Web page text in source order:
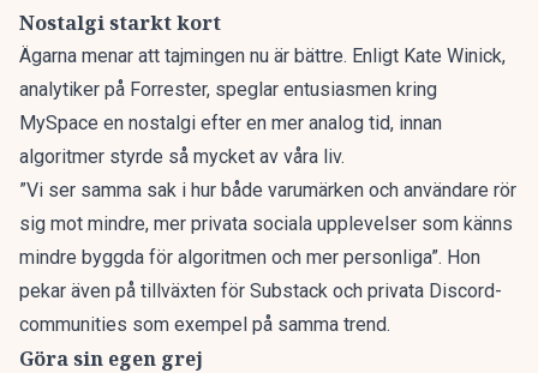
Nostalgi starkt kort
Ägarna menar att tajmingen nu är bättre. Enligt Kate Winick,
analytiker på Forrester, speglar entusiasmen kring
MySpace en nostalgi efter en mer analog tid, innan
algoritmer styrde så mycket av våra liv.
”Vi ser samma sak i hur både varumärken och användare rör
sig mot mindre, mer privata sociala upplevelser som känns
mindre byggda för algoritmen och mer personliga”. Hon
pekar även på tillväxten för Substack och privata Discord-
communities som exempel på samma trend.
Göra sin egen grej